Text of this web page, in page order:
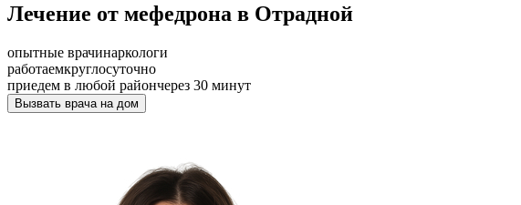
Лечение от мефедрона в Отрадной
опытные врачинаркологи
работаемкруглосуточно
приедем в любой райончерез 30 минут
Вызвать врача на дом